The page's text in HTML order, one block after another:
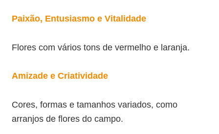
Paixão, Entusiasmo e Vitalidade
Flores com vários tons de vermelho e laranja.
Amizade e Criatividade
Cores, formas e tamanhos variados, como
arranjos de flores do campo.